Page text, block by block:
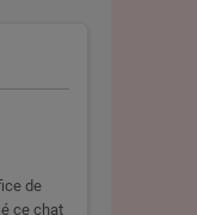
de
ce chat